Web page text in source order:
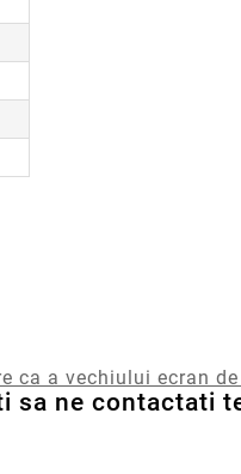
ca a vechiului ecran
sa ne contactati